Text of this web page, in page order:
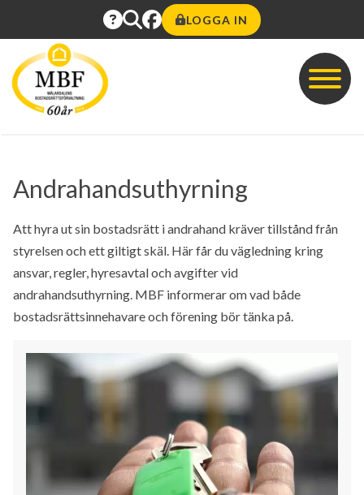
LOGGA IN
Andrahandsuthyrning
Att hyra ut sin bostadsrätt i andrahand kräver tillstånd från
styrelsen och ett giltigt skäl. Här får du vägledning kring
ansvar, regler, hyresavtal och avgifter vid
andrahandsuthyrning. MBF informerar om vad både
bostadsrättsinnehavare och förening bör tänka på.